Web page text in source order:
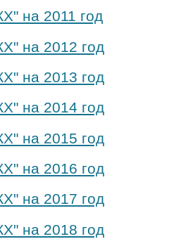
на 2011 год
на 2012 год
на 2013 год
на 2014 год
на 2015 год
на 2016 год
на 2017 год
на 2018 год